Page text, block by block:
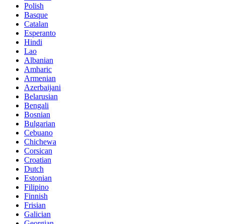
Polish
Basque
Catalan
Esperanto
Hindi
Lao
Albanian
Amharic
Armenian
Azerbaijani
Belarusian
Bengali
Bosnian
Bulgarian
Cebuano
Chichewa
Corsican
Croatian
Dutch
Estonian
Filipino
Finnish
Frisian
Galician